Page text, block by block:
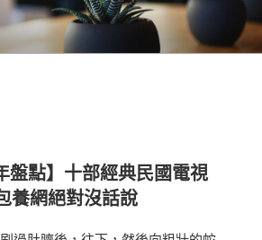
盤點】十部經典民國電視
養網絕對沒話說